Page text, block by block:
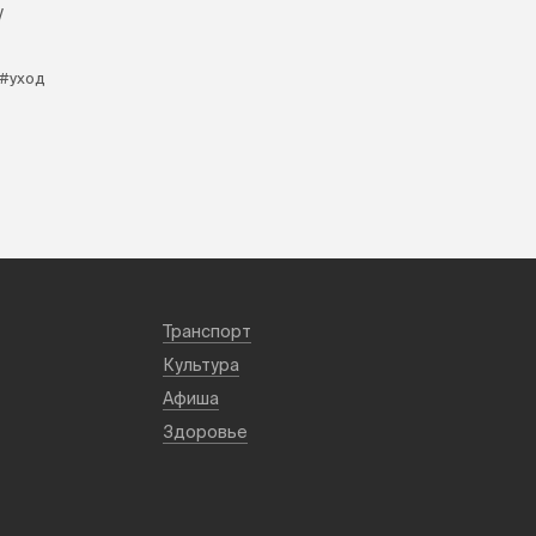
#уход
Транспорт
Культура
Афиша
Здоровье